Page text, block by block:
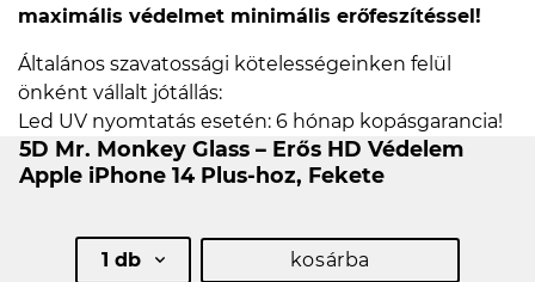
maximális védelmet minimális erőfeszítéssel!
Általános szavatossági kötelességeinken felül
önként vállalt jótállás:
Led UV nyomtatás esetén: 6 hónap kopásgarancia!
5D Mr. Monkey Glass – Erős HD Védelem
Apple iPhone 14 Plus-hoz, Fekete
1 db kosárba